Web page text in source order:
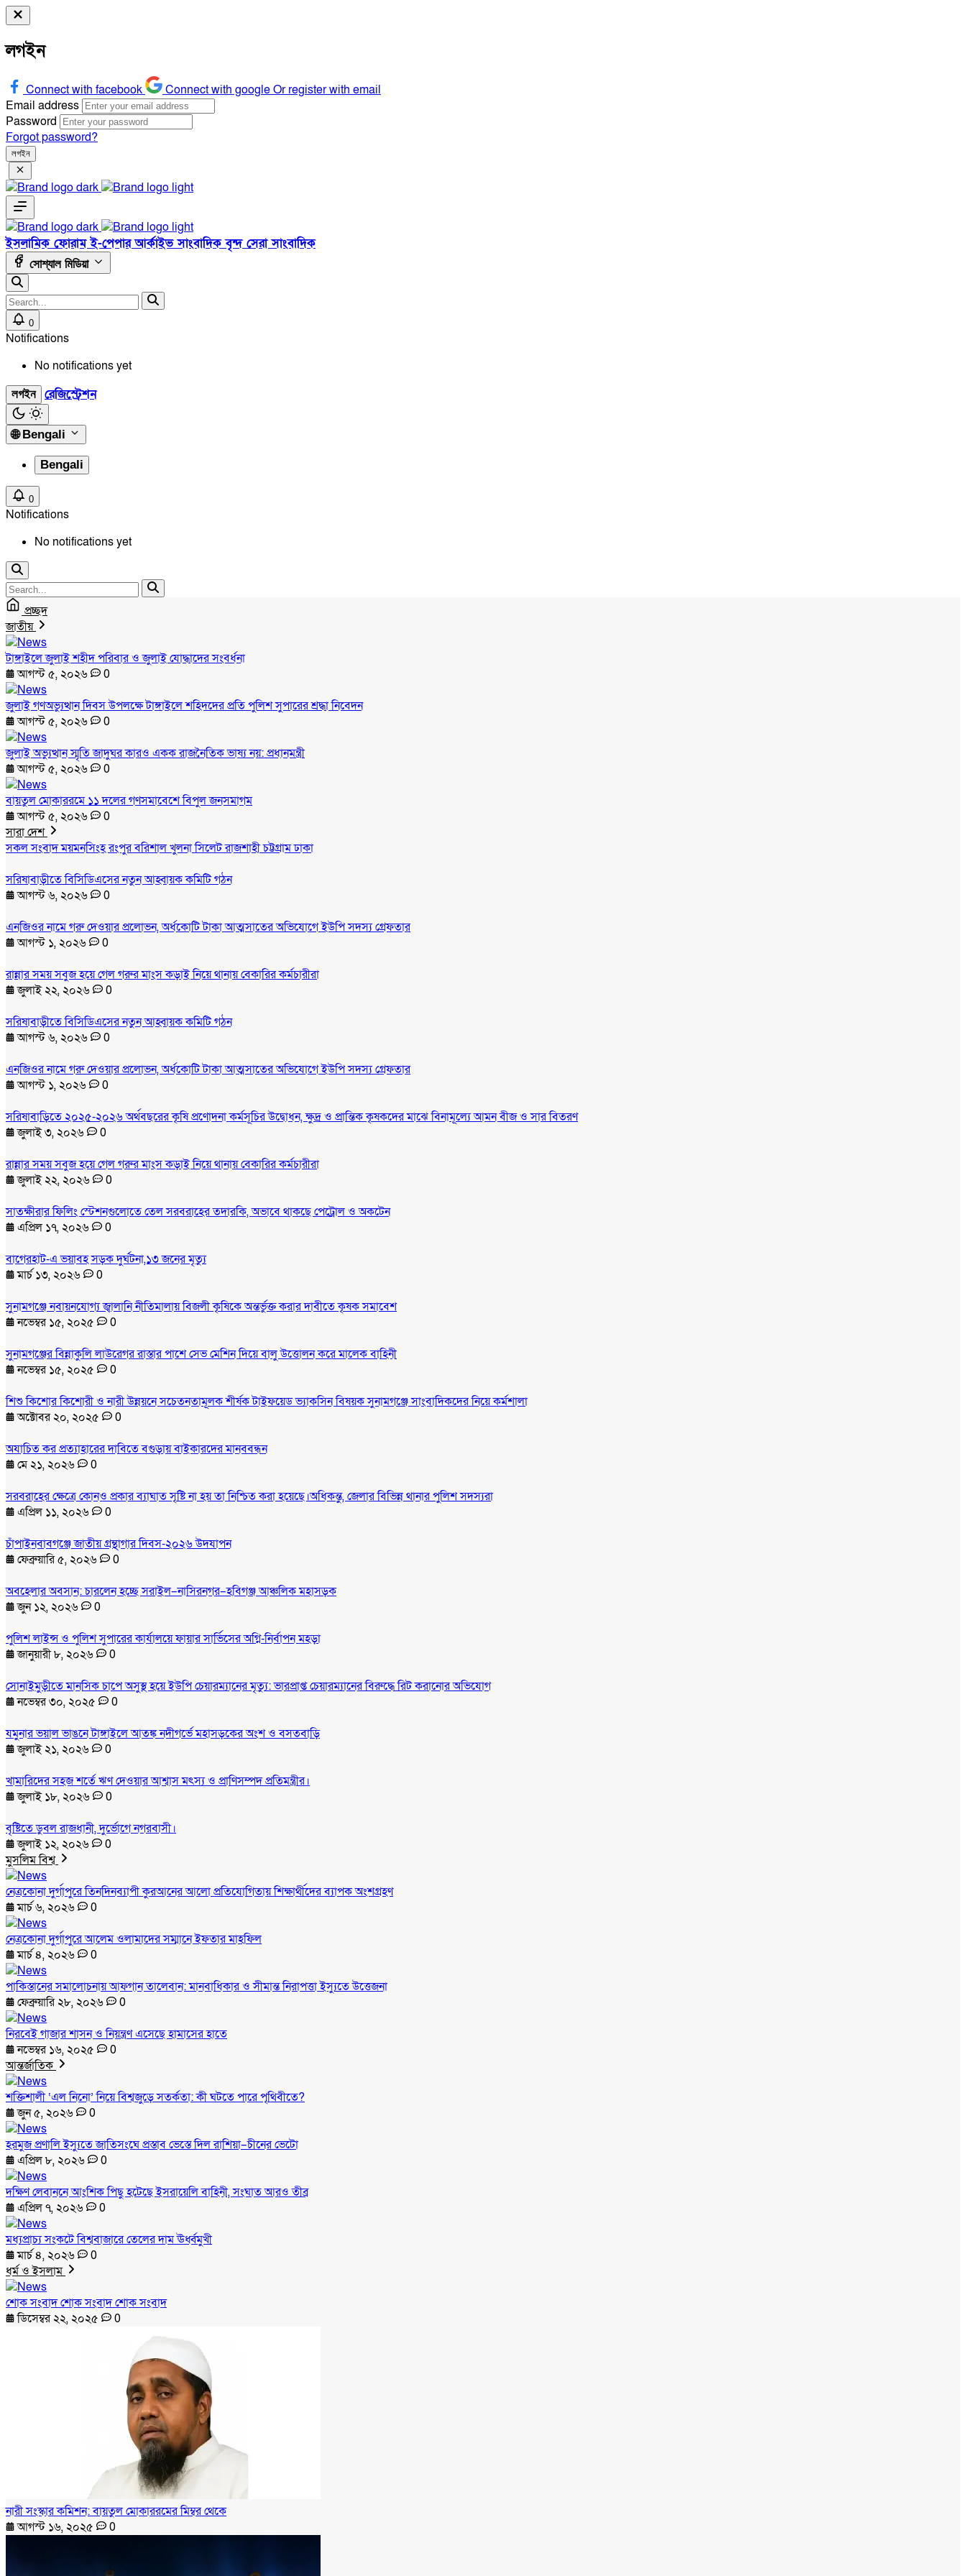
লগইন
Connect with facebook Connect with googleOr register with email
Email address
Password
Forgot password?
লগইন
ইসলামিক ফোরামই-পেপারআর্কাইভসাংবাদিক বৃন্দসেরা সাংবাদিক
সোশ্যাল মিডিয়া
0
Notifications
No notifications yet
লগইন রেজিস্ট্রেশন
🌐 Bengali
Bengali
0
Notifications
No notifications yet
প্রচ্ছদ
জাতীয়
টাঙ্গাইলে জুলাই শহীদ পরিবার ও জুলাই যোদ্ধাদের সংবর্ধনা
আগস্ট ৫, ২০২৬
0
জুলাই গণঅভ্যুত্থান দিবস উপলক্ষে টাঙ্গাইলে শহিদদের প্রতি পুলিশ সুপারের শ্রদ্ধা নিবেদন
আগস্ট ৫, ২০২৬
0
জুলাই অভ্যুত্থান স্মৃতি জাদুঘর কারও একক রাজনৈতিক ভাষ্য নয়: প্রধানমন্ত্রী
আগস্ট ৫, ২০২৬
0
বায়তুল মোকাররমে ১১ দলের গণসমাবেশে বিপুল জনসমাগম
আগস্ট ৫, ২০২৬
0
সারা দেশ
সকল সংবাদময়মনসিংহরংপুরবরিশালখুলনাসিলেটরাজশাহীচট্টগ্রামঢাকা
সরিষাবাড়ীতে বিসিডিএসের নতুন আহ্বায়ক কমিটি গঠন
আগস্ট ৬, ২০২৬
0
এনজিওর নামে গরু দেওয়ার প্রলোভন, অর্ধকোটি টাকা আত্মসাতের অভিযোগে ইউপি সদস্য গ্রেফতার
আগস্ট ১, ২০২৬
0
রান্নার সময় সবুজ হয়ে গেল গরুর মাংস কড়াই নিয়ে থানায় বেকারির কর্মচারীরা
জুলাই ২২, ২০২৬
0
সরিষাবাড়ীতে বিসিডিএসের নতুন আহ্বায়ক কমিটি গঠন
আগস্ট ৬, ২০২৬
0
এনজিওর নামে গরু দেওয়ার প্রলোভন, অর্ধকোটি টাকা আত্মসাতের অভিযোগে ইউপি সদস্য গ্রেফতার
আগস্ট ১, ২০২৬
0
সরিষাবাড়িতে ২০২৫-২০২৬ অর্থবছরের কৃষি প্রণোদনা কর্মসূচির উদ্বোধন, ক্ষুদ্র ও প্রান্তিক কৃষকদের মাঝে বিনামূল্যে আমন বীজ ও সার বিতরণ
জুলাই ৩, ২০২৬
0
রান্নার সময় সবুজ হয়ে গেল গরুর মাংস কড়াই নিয়ে থানায় বেকারির কর্মচারীরা
জুলাই ২২, ২০২৬
0
সাতক্ষীরার ফিলিং স্টেশনগুলোতে তেল সরবরাহের তদারকি, অভাবে থাকছে পেট্রোল ও অকটেন
এপ্রিল ১৭, ২০২৬
0
বাগেরহাট-এ ভয়াবহ সড়ক দুর্ঘটনা,১৩ জনের মৃত্যু
মার্চ ১৩, ২০২৬
0
সুনামগঞ্জে নবায়নযোগ্য জ্বালানি নীতিমালায় বিজলী কৃষিকে অন্তর্ভুক্ত করার দাবীতে কৃষক সমাবেশ
নভেম্বর ১৫, ২০২৫
0
সুনামগঞ্জের বিন্নাকুলি লাউরেগর রাস্তার পাশে সেভ মেশিন দিয়ে বালু উত্তোলন করে মালেক বাহিনী
নভেম্বর ১৫, ২০২৫
0
শিশু কিশোর কিশোরী ও নারী উন্নয়নে সচেতনতামূলক শীর্ষক টাইফয়েড ভ্যাকসিন বিষয়ক সুনামগঞ্জে সাংবাদিকদের নিয়ে কর্মশালা
অক্টোবর ২০, ২০২৫
0
অযাচিত কর প্রত্যাহারের দাবিতে বগুড়ায় বাইকারদের মানববন্ধন
মে ২১, ২০২৬
0
সরবরাহের ক্ষেত্রে কোনও প্রকার ব্যাঘাত সৃষ্টি না হয় তা নিশ্চিত করা হয়েছে।অধিকন্তু, জেলার বিভিন্ন থানার পুলিশ সদস্যরা
এপ্রিল ১১, ২০২৬
0
চাঁপাইনবাবগঞ্জে জাতীয় গ্রন্থাগার দিবস-২০২৬ উদযাপন
ফেব্রুয়ারি ৫, ২০২৬
0
অবহেলার অবসান: চারলেন হচ্ছে সরাইল–নাসিরনগর–হবিগঞ্জ আঞ্চলিক মহাসড়ক
জুন ১২, ২০২৬
0
পুলিশ লাইন্স ও পুলিশ সুপারের কার্যালয়ে ফায়ার সার্ভিসের অগ্নি-নির্বাপন মহড়া
জানুয়ারী ৮, ২০২৬
0
সোনাইমুড়ীতে মানসিক চাপে অসুস্থ হয়ে ইউপি চেয়ারম্যানের মৃত্যু: ভারপ্রাপ্ত চেয়ারম্যানের বিরুদ্ধে রিট করানোর অভিযোগ
নভেম্বর ৩০, ২০২৫
0
যমুনার ভয়াল ভাঙনে টাঙ্গাইলে আতঙ্ক নদীগর্ভে মহাসড়কের অংশ ও বসতবাড়ি
জুলাই ২১, ২০২৬
0
খামারিদের সহজ শর্তে ঋণ দেওয়ার আশ্বাস মৎস্য ও প্রাণিসম্পদ প্রতিমন্ত্রীর।
জুলাই ১৮, ২০২৬
0
বৃষ্টিতে ডুবল রাজধানী, দুর্ভোগে নগরবাসী।
জুলাই ১২, ২০২৬
0
মুসলিম বিশ্ব
নেত্রকোনা দুর্গাপুরে তিনদিনব্যাপী কুরআনের আলো প্রতিযোগিতায় শিক্ষার্থীদের ব্যাপক অংশগ্রহণ
মার্চ ৬, ২০২৬
0
নেত্রকোনা দুর্গাপুরে আলেম ওলামাদের সম্মানে ইফতার মাহফিল
মার্চ ৪, ২০২৬
0
পাকিস্তানের সমালোচনায় আফগান তালেবান: মানবাধিকার ও সীমান্ত নিরাপত্তা ইস্যুতে উত্তেজনা
ফেব্রুয়ারি ২৮, ২০২৬
0
নিরবেই গাজার শাসন ও নিয়ন্ত্রণ এসেছে হামাসের হাতে
নভেম্বর ১৬, ২০২৫
0
আন্তর্জাতিক
শক্তিশালী ‘এল নিনো’ নিয়ে বিশ্বজুড়ে সতর্কতা: কী ঘটতে পারে পৃথিবীতে?
জুন ৫, ২০২৬
0
হরমুজ প্রণালি ইস্যুতে জাতিসংঘে প্রস্তাব ভেস্তে দিল রাশিয়া–চীনের ভেটো
এপ্রিল ৮, ২০২৬
0
দক্ষিণ লেবাননে আংশিক পিছু হটেছে ইসরায়েলি বাহিনী, সংঘাত আরও তীব্র
এপ্রিল ৭, ২০২৬
0
মধ্যপ্রাচ্য সংকটে বিশ্ববাজারে তেলের দাম ঊর্ধ্বমুখী
মার্চ ৪, ২০২৬
0
ধর্ম ও ইসলাম
শোক সংবাদ শোক সংবাদ শোক সংবাদ
ডিসেম্বর ২২, ২০২৫
0
নারী সংস্কার কমিশন: বায়তুল মোকাররমের মিম্বর থেকে
আগস্ট ১৬, ২০২৫
0